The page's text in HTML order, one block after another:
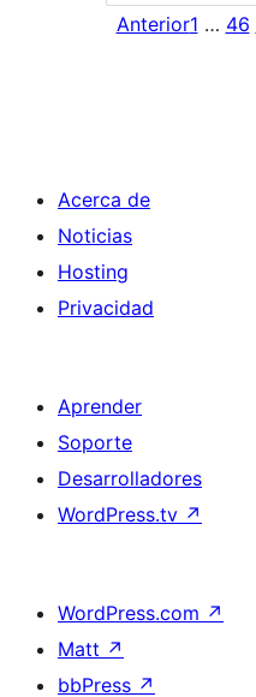
Anterior1 … 46
Acerca de
Noticias
Hosting
Privacidad
Aprender
Soporte
Desarrolladores
WordPress.tv ↗
WordPress.com ↗
Matt ↗
bbPress ↗